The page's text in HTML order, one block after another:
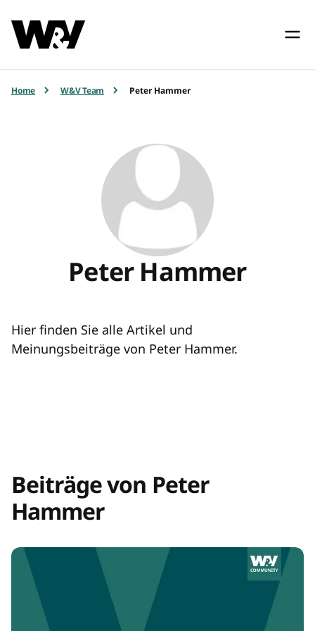
Home W&V Team Peter Hammer
Peter Hammer
Hier finden Sie alle Artikel und
Meinungsbeiträge von Peter Hammer.
Beiträge von Peter
Hammer